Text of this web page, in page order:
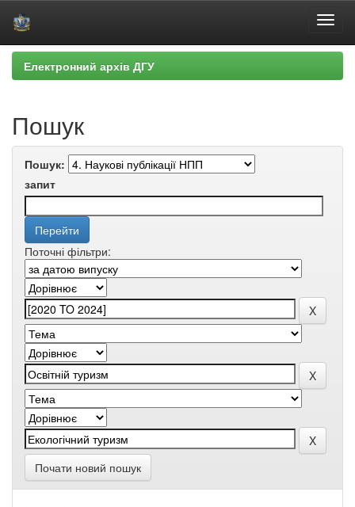
Skip
navigation
Електронний архів ДГУ
Пошук
Пошук:
запит
Поточні фільтри:
Почати новий пошук